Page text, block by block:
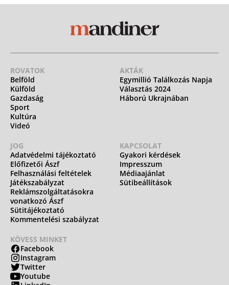
ROVATOK
Belföld
Külföld
Gazdaság
Sport
Kultúra
Videó
AKTÁK
Egymillió Találkozás Napja
Választás 2024
Háború Ukrajnában
JOG
Adatvédelmi tájékoztató
Előfizetői Ászf
Felhasználási feltételek
Játékszabályzat
Reklámszolgáltatásokra
vonatkozó Ászf
Sütitájékoztató
Kommentelési szabályzat
KAPCSOLAT
Gyakori kérdések
Impresszum
Médiaajánlat
Sütibeállítások
KÖVESS MINKET
Facebook
Instagram
Twitter
Youtube